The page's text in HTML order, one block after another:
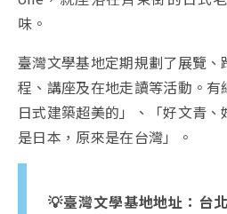
味。
臺灣文學基地定期規劃了展覽
程、講座及在地走讀等活動。
日式建築超美的」、「好文青
是日本，原來是在台灣」。
💡臺灣文學基地地址：台